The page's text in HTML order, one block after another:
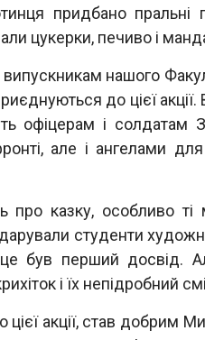
придбано пральні
цукерки, печиво і
нашого
до цієї
офіцерам і солдатам
але і ангелами
казку, особливо ті
студенти
це був перший досвід.
і їх непідробний
акції, став добрим